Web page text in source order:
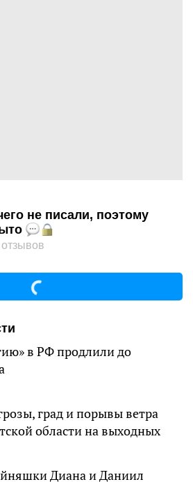
не писали, поэтому
в РФ продлили до
град и порывы ветра
области на выходных
Диана и Даниил